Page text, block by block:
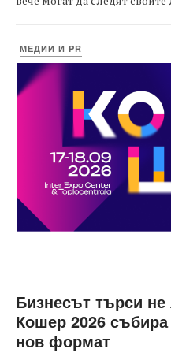
МЕДИИ И PR
Бизнесът търси
Кошер 2026
нов формат